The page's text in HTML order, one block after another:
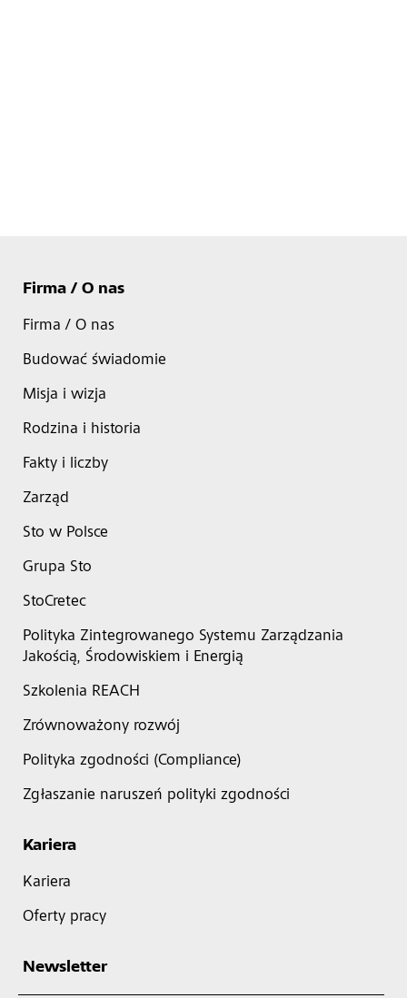
Firma / O nas
Firma / O nas
Budować świadomie
Misja i wizja
Rodzina i historia
Fakty i liczby
Zarząd
Sto w Polsce
Grupa Sto
StoCretec
Polityka Zintegrowanego Systemu Zarządzania
Jakością, Środowiskiem i Energią
Szkolenia REACH
Zrównoważony rozwój
Polityka zgodności (Compliance)
Zgłaszanie naruszeń polityki zgodności
Kariera
Kariera
Oferty pracy
Newsletter